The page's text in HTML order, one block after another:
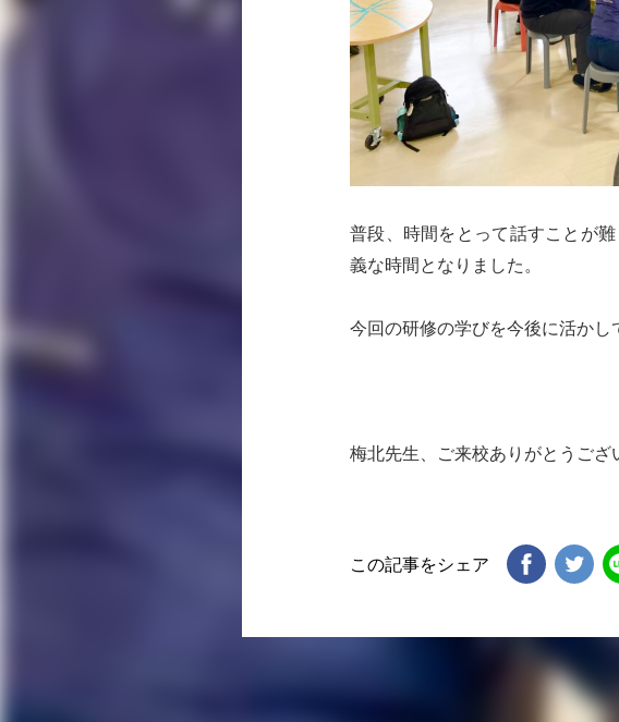
普段、時間をとって話すことが
義な時間となりました。
今回の研修の学びを今後に活かし
梅北先生、ご来校ありがとうござ
この記事をシェア